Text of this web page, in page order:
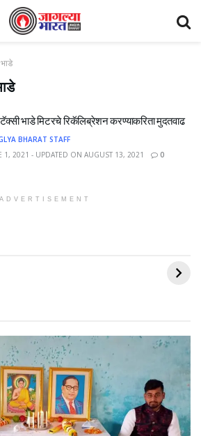
टॅक्सी भाडे मिटरचे रिकॅलिब्रेशन करण्याकरिता मुदतवाढ
BHARAT STAFF
1, 2021 - UPDATED ON AUGUST 13, 2021
0
ADVERTISEMENT